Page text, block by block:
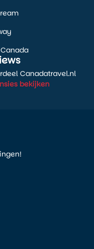
Canadatravel.nl
bekijken